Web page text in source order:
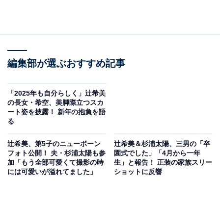
編集部が選ぶおすすめ記事
「2025年も自分らしく」辻希美
の長女・希空、美脚際立つスカ
ート姿を披露！ 新年の抱負を語
る
辻希美、第5子のニューボーン
フォト公開！ 夫・杉浦太陽も参
加「もう全部可愛くて撮影の時
には可愛いが溢れてました」
辻希美＆杉浦太陽、三男の「卒
園式でした」「4月から一年
生」と報告！ 正装の家族スリー
ショットに反響